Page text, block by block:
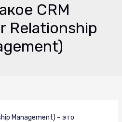
CRM
Relationship
Management) – это